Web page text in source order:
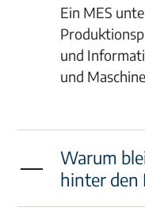
Ein MES
und
und
Warum
hinter den